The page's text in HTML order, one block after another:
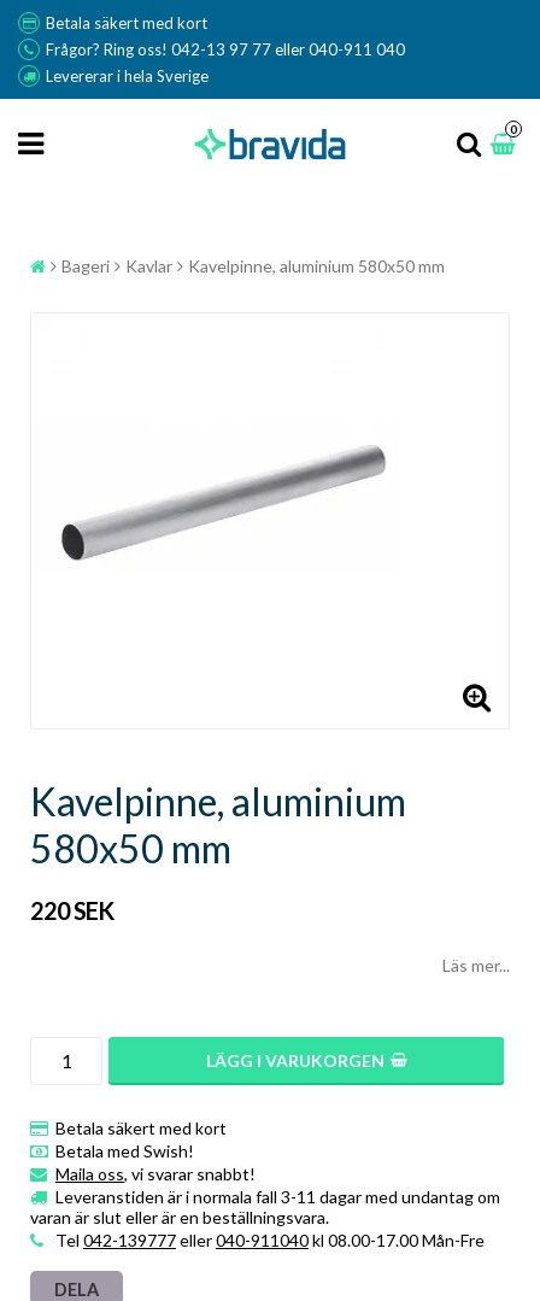
Betala säkert med kort
Frågor? Ring oss! 042-13 97 77 eller 040-911 040
Levererar i hela Sverige
0
Bageri Kavlar Kavelpinne, aluminium 580x50 mm
Kavelpinne, aluminium
580x50 mm
220 SEK
Läs mer...
LÄGG I VARUKORGEN
Betala säkert med kort
Betala med Swish!
Maila oss, vi svarar snabbt!
Leveranstiden är i normala fall 3-11 dagar med undantag om
varan är slut eller är en beställningsvara.
Tel 042-139777eller040-911040kl 08.00-17.00 Mån-Fre
DELA